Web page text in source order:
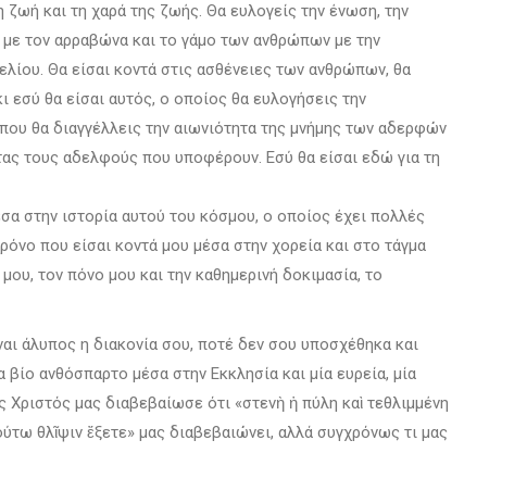
και τη χαρά της ζωής. Θα ευλογείς την ένωση, την
με τον αρραβώνα και το γάμο των ανθρώπων με την
Θα είσαι κοντά στις ασθένειες των ανθρώπων, θα
εσύ θα είσαι αυτός, ο οποίος θα ευλογήσεις την
θα διαγγέλλεις την αιωνιότητα της μνήμης των αδερφών
τους αδελφούς που υποφέρουν. Εσύ θα είσαι εδώ για τη
στην ιστορία αυτού του κόσμου, ο οποίος έχει πολλές
που είσαι κοντά μου μέσα στην χορεία και στο τάγμα
τον πόνο μου και την καθημερινή δοκιμασία, το
άλυπος η διακονία σου, ποτέ δεν σου υποσχέθηκα και
ανθόσπαρτο μέσα στην Εκκλησία και μία ευρεία, μία
μας διαβεβαίωσε ότι «στενὴ ἡ πύλη καὶ τεθλιμμένη
θλῖψιν ἔξετε» μας διαβεβαιώνει, αλλά συγχρόνως τι μας